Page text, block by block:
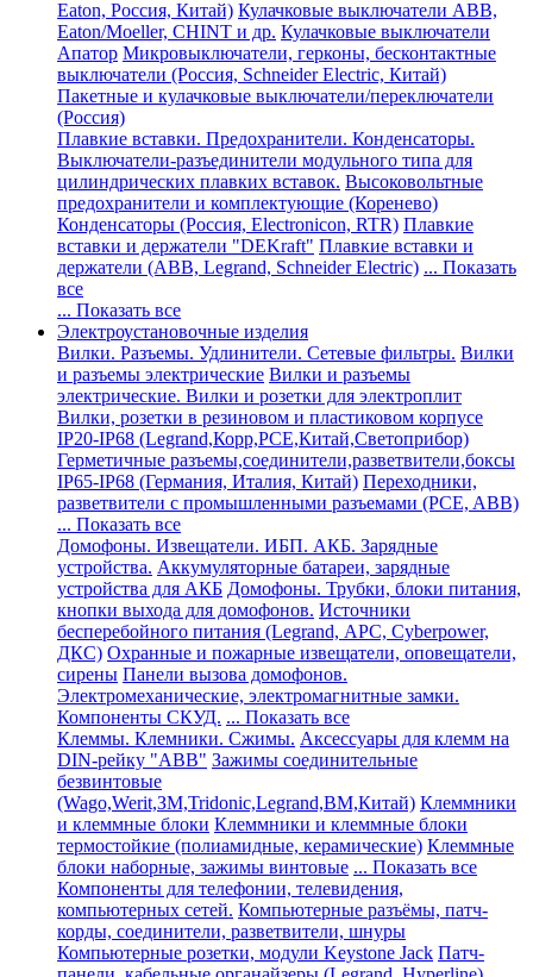
Eaton, Россия, Китай) Кулачковые выключатели ABB,
Eaton/Moeller, CHINT и др. Кулачковые выключатели
Апатор Микровыключатели, герконы, бесконтактные
выключатели (Россия, Schneider Electric, Китай)
Пакетные и кулачковые выключатели/переключатели
(Россия)
Плавкие вставки. Предохранители. Конденсаторы.
Выключатели-разъединители модульного типа для
цилиндрических плавких вставок. Высоковольтные
предохранители и комплектующие (Коренево)
Конденсаторы (Россия, Electronicon, RTR) Плавкие
вставки и держатели "DEKraft" Плавкие вставки и
держатели (ABB, Legrand, Schneider Electric) ... Показать
все
... Показать все
Электроустановочные изделия
Вилки. Разъемы. Удлинители. Сетевые фильтры. Вилки
и разъемы электрические Вилки и разъемы
электрические. Вилки и розетки для электроплит
Вилки, розетки в резиновом и пластиковом корпусе
IP20-IP68 (Legrand,Корр,PCE,Китай,Светоприбор)
Герметичные разъемы,соединители,разветвители,боксы
IP65-IP68 (Германия, Италия, Китай) Переходники,
разветвители с промышленными разъемами (PCE, ABB)
... Показать все
Домофоны. Извещатели. ИБП. АКБ. Зарядные
устройства. Аккумуляторные батареи, зарядные
устройства для АКБ Домофоны. Трубки, блоки питания,
кнопки выхода для домофонов. Источники
бесперебойного питания (Legrand, АРС, Cyberpower,
ДКС) Охранные и пожарные извещатели, оповещатели,
сирены Панели вызова домофонов.
Электромеханические, электромагнитные замки.
Компоненты СКУД. ... Показать все
Клеммы. Клемники. Сжимы. Аксессуары для клемм на
DIN-рейку "ABB" Зажимы соединительные
безвинтовые
(Wago,Werit,ЗМ,Tridonic,Legrand,BM,Китай) Клеммники
и клеммные блоки Клеммники и клеммные блоки
термостойкие (полиамидные, керамические) Клеммные
блоки наборные, зажимы винтовые ... Показать все
Компоненты для телефонии, телевидения,
компьютерных сетей. Компьютерные разъёмы, патч-
корды, соединители, разветвители, шнуры
Компьютерные розетки, модули Keystone Jack Патч-